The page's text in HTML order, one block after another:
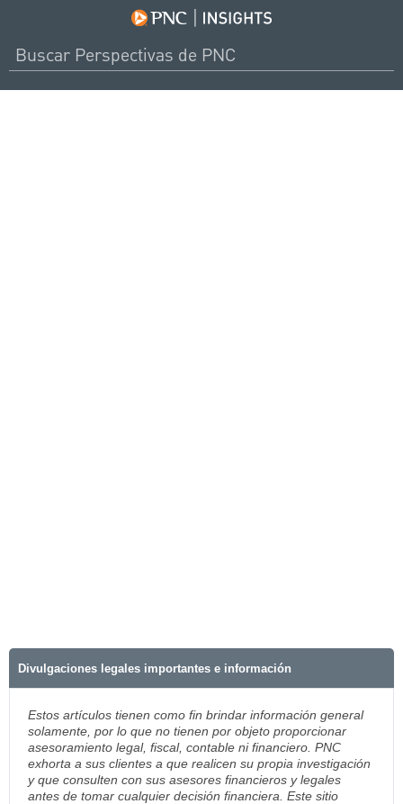
Divulgaciones legales importantes e información
Estos artículos tienen como fin brindar información general
solamente, por lo que no tienen por objeto proporcionar
asesoramiento legal, fiscal, contable ni financiero. PNC
exhorta a sus clientes a que realicen su propia investigación
y que consulten con sus asesores financieros y legales
antes de tomar cualquier decisión financiera. Este sitio